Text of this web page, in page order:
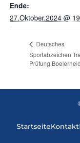
Ende:
27.Oktober.2024 @
Deutsches
Sportabzeichen
Prüfung
StartseiteKontakt